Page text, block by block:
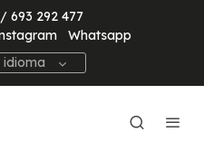
/ 693 292 477
Whatsapp
idioma